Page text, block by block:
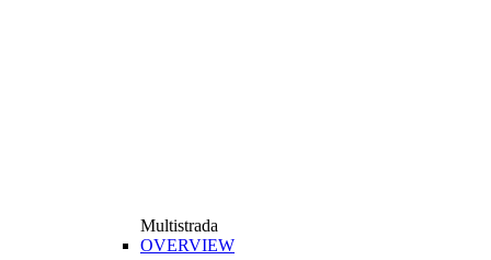
Multistrada
OVERVIEW